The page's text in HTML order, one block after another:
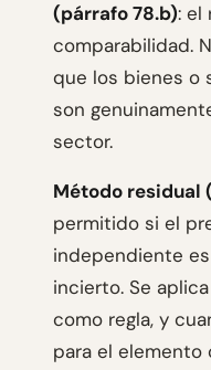
(párrafo 78.b): el
comparabilidad.
que los bienes o
son
sector.
Método residual
permitido si el
independiente
incierto. Se
como regla, y
para el elemento